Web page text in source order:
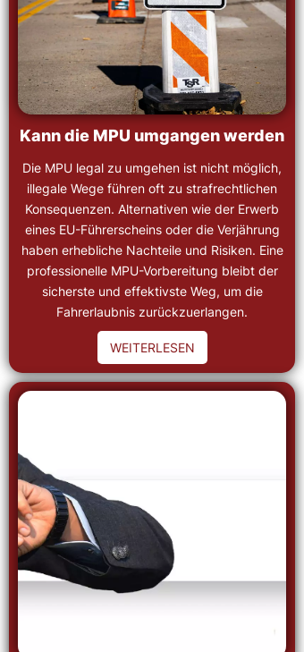
Kann die MPU umgangen werden
Die MPU legal zu umgehen ist nicht möglich,
illegale Wege führen oft zu strafrechtlichen
Konsequenzen. Alternativen wie der Erwerb
eines EU-Führerscheins oder die Verjährung
haben erhebliche Nachteile und Risiken. Eine
professionelle MPU-Vorbereitung bleibt der
sicherste und effektivste Weg, um die
Fahrerlaubnis zurückzuerlangen.
WEITERLESEN